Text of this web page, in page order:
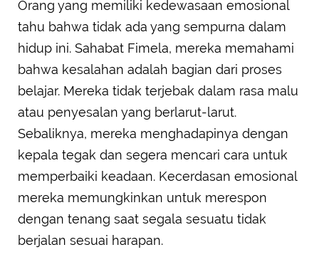
Orang yang memiliki kedewasaan emosional
tahu bahwa tidak ada yang sempurna dalam
hidup ini. Sahabat Fimela, mereka memahami
bahwa kesalahan adalah bagian dari proses
belajar. Mereka tidak terjebak dalam rasa malu
atau penyesalan yang berlarut-larut.
Sebaliknya, mereka menghadapinya dengan
kepala tegak dan segera mencari cara untuk
memperbaiki keadaan. Kecerdasan emosional
mereka memungkinkan untuk merespon
dengan tenang saat segala sesuatu tidak
berjalan sesuai harapan.